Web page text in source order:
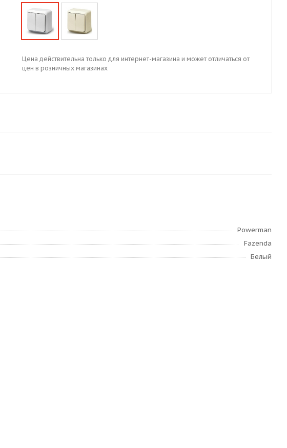
Цена действительна только для интернет-магазина и может отличаться от
цен в розничных магазинах
Powerman
Fazenda
Белый